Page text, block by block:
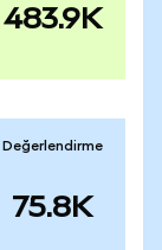
483.9K
Değerlendirme
75.8K